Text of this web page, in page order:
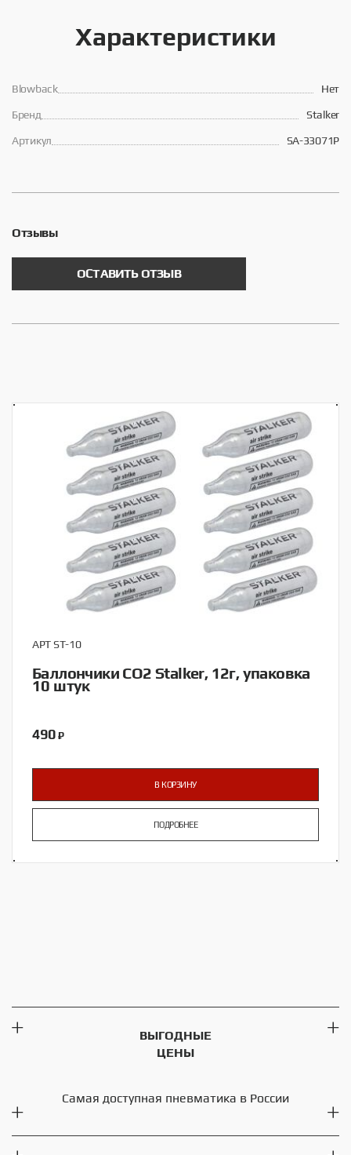
Характеристики
Blowback Нет
Брeнд Stalker
Артикул SA-33071P
Отзывы
ОСТАВИТЬ ОТЗЫВ
АРТ ST-10
Баллончики CO2 Stalker, 12г, упаковка
10 штук
490 ₽
В КОРЗИНУ
ПОДРОБНЕЕ
ВЫГОДНЫЕ
ЦЕНЫ
Самая доступная пневматика в России